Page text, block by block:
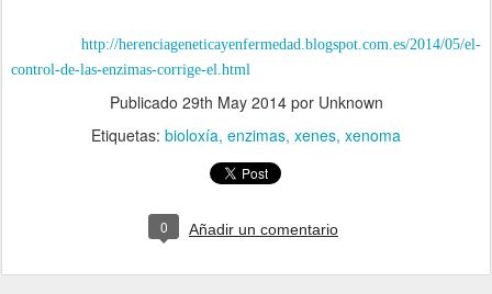
http://herenciageneticayenfermedad.blogspot.com.es/2014/05/el-
control-de-las-enzimas-corrige-el.html
Publicado 29th May 2014por Unknown
Etiquetas: bioloxía enzimas xenes xenoma
0 Añadir un comentario